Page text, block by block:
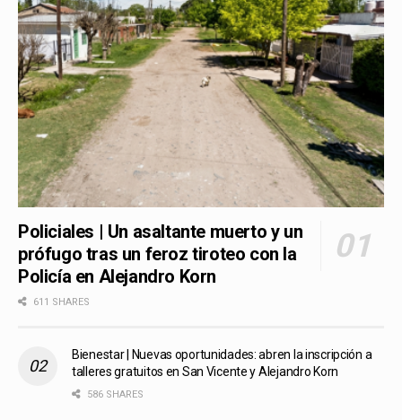
Policiales | Un asaltante muerto y un
prófugo tras un feroz tiroteo con la
Policía en Alejandro Korn
611 SHARES
Bienestar | Nuevas oportunidades: abren la inscripción a
talleres gratuitos en San Vicente y Alejandro Korn
586 SHARES